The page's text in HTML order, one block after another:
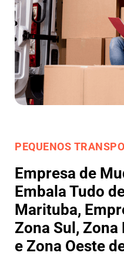
PEQUENOS
Empresa de
Embala Tudo
Marituba,
Zona Sul,
e Zona Oeste